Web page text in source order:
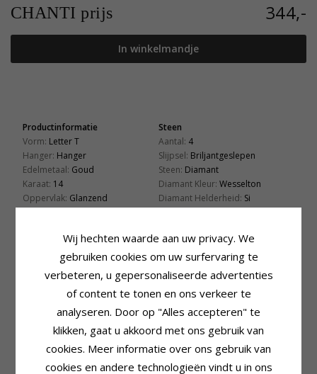
CHANTI prijs 344,-
In winkelmandje
Productinformatie
Vorm: Letter T
Hanger: Hanger
Edelmetaal: Goud
Karaat: 14
Oppervlak: Glanzend
Steen
Aantal: 4
Slijpsel: Briljantgeslepen
Steen: Diamant
Diamant Kleur: Wesselton
Diamant Helderheid: Si
Lengte Excl. Bijl:
8,6 mm
Diepte:1,2 mm
Levertijd
4-5 Weekdagen
Past Bij Gouden Ketting Met
Slang Max.: 1,35 mm
Venetiaans Max.:1,4 mm
GERELATEERDE PRODUCTEN
Wij hechten waarde aan uw privacy. We
gebruiken cookies om uw surfervaring te
verbeteren, u gepersonaliseerde advertenties
of content te tonen en ons verkeer te
analyseren. Door op "Alles accepteren" te
klikken, gaat u akkoord met ons gebruik van
cookies. Meer informatie over ons gebruik van
cookies en andere technologieën vindt u in ons